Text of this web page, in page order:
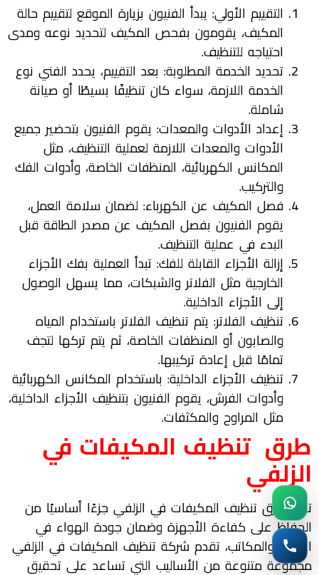
التقييم الأولي: يبدأ الفنيون بزيارة الموقع لتقييم حالة
المكيف، يقومون بفحص المكيف لتحديد نوعه ومدى
احتياجه للتنظيف.
تحديد الخدمة المطلوبة: بعد التقييم، يحدد الفني نوع
الخدمة اللازمة، سواء كان تنظيفًا بسيطًا أو صيانة
شاملة.
إعداد الأدوات والمعدات: يقوم الفنيون بتحضير جميع
الأدوات والمعدات اللازمة لعملية التنظيف، مثل
المكانس الكهربائية، المنظفات الخاصة، وأدوات الفك
والتركيب.
فصل المكيف عن الكهرباء: لضمان سلامة العمل،
يقوم الفنيون بفصل المكيف عن مصدر الطاقة قبل
البدء في عملية التنظيف.
إزالة الأجزاء القابلة للفك: تبدأ العملية بفك الأجزاء
الخارجية مثل الفلاتر والشبكات، مما يسهل الوصول
إلى الأجزاء الداخلية.
تنظيف الفلاتر: يتم تنظيف الفلاتر باستخدام المياه
والصابون أو المنظفات الخاصة، ثم يتم تركها لتجف
تمامًا قبل إعادة تركيبها.
تنظيف الأجزاء الداخلية: باستخدام المكانس الكهربائية
وأدوات الفرش، يقوم الفنيون بتنظيف الأجزاء الداخلية،
مثل المراوح والمكثفات.
طرق تنظيف المكيفات في
الزلفي
تعتبر طرق تنظيف المكيفات في الزلفي جزءًا أساسيًا من
الحفاظ على كفاءة الأجهزة وضمان جودة الهواء في
المنازل والمكاتب، تقدم شركة تنظيف المكيفات في الزلفي
مجموعة متنوعة من الأساليب التي تساعد على تحقيق